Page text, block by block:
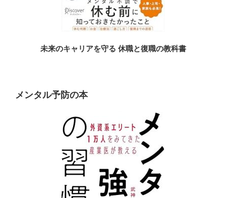
未来のキャリアを守る 休職と復職の教科書
メンタル予防の本